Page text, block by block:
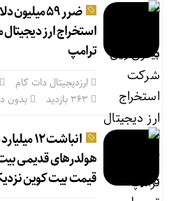
ضرر ۵۹
استخراج ارز
ترامپ
ارزدیجیتال دات کام
بدون
هولدرهای قدیمی
قیمت بیت کوین